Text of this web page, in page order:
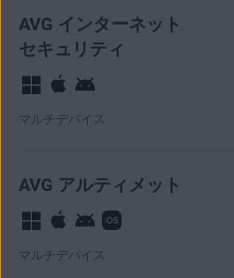
AVG インターネット
セキュリティ
マルチデバイス
AVG アルティメット
マルチデバイス